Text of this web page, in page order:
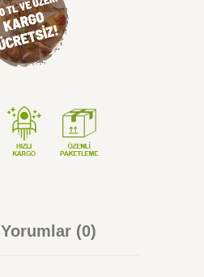
Yorumlar (0)